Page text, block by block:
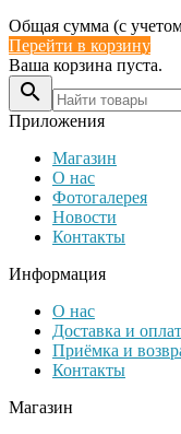
Общая сумма (с
Перейти в корзину
Ваша корзина пуста.

Приложения
Магазин
О нас
Фотогалерея
Новости
Контакты
Информация
О нас
Доставка и
Приёмка и
Контакты
Магазин